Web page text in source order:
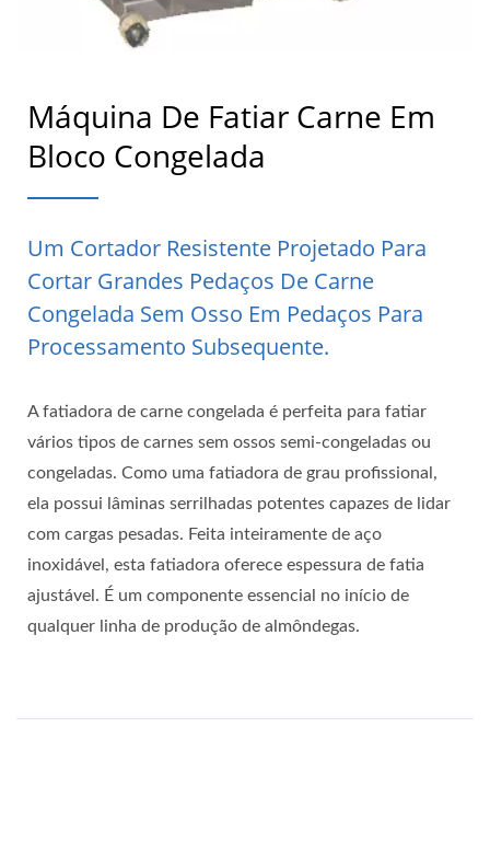
Máquina De Fatiar Carne Em
Bloco Congelada
Um Cortador Resistente Projetado Para
Cortar Grandes Pedaços De Carne
Congelada Sem Osso Em Pedaços Para
Processamento Subsequente.
A fatiadora de carne congelada é perfeita para fatiar
vários tipos de carnes sem ossos semi-congeladas ou
congeladas. Como uma fatiadora de grau profissional,
ela possui lâminas serrilhadas potentes capazes de lidar
com cargas pesadas. Feita inteiramente de aço
inoxidável, esta fatiadora oferece espessura de fatia
ajustável. É um componente essencial no início de
qualquer linha de produção de almôndegas.